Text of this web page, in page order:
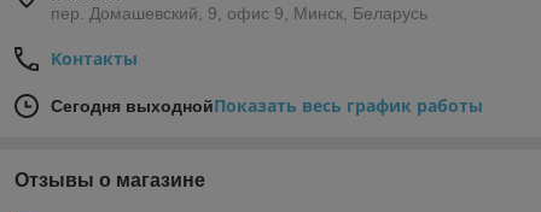
пер. Домашевский, 9, офис 9, Минск, Беларусь
Контакты
Сегодня выходнойПоказать весь график работы
Отзывы о магазине